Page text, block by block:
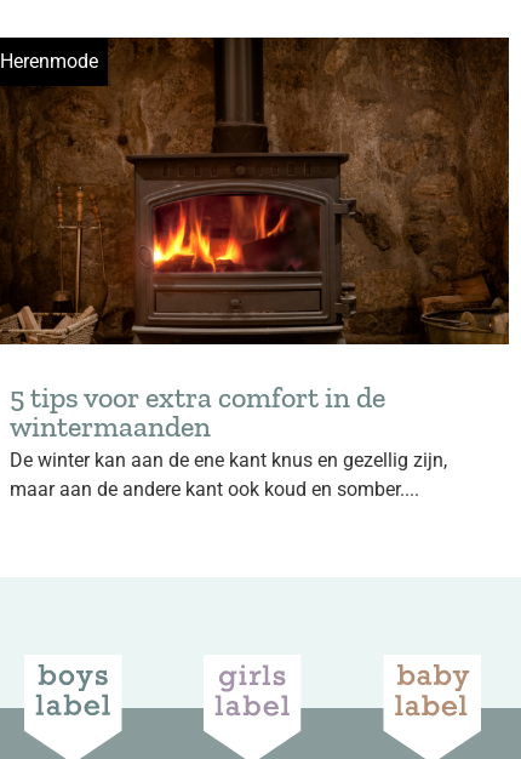
Herenmode
5 tips voor extra comfort in de
wintermaanden
De winter kan aan de ene kant knus en gezellig zijn,
maar aan de andere kant ook koud en somber....